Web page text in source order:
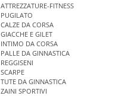
ATTREZZATURE-FITNESS
PUGILATO
CALZE DA CORSA
GIACCHE E GILET
INTIMO DA CORSA
PALLE DA GINNASTICA
REGGISENI
SCARPE
TUTE DA GINNASTICA
ZAINI SPORTIVI